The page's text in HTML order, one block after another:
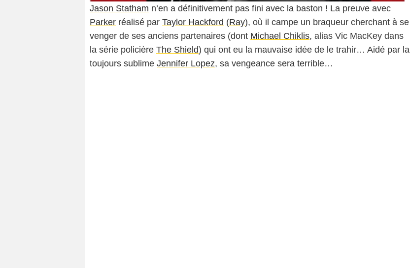
Jason Statham n’en a définitivement pas fini avec la baston ! La preuve avec
Parker réalisé par Taylor Hackford (Ray), où il campe un braqueur cherchant à se
venger de ses anciens partenaires (dont Michael Chiklis, alias Vic MacKey dans
la série policière The Shield) qui ont eu la mauvaise idée de le trahir… Aidé par la
toujours sublime Jennifer Lopez, sa vengeance sera terrible…